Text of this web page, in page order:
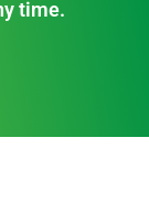
time.